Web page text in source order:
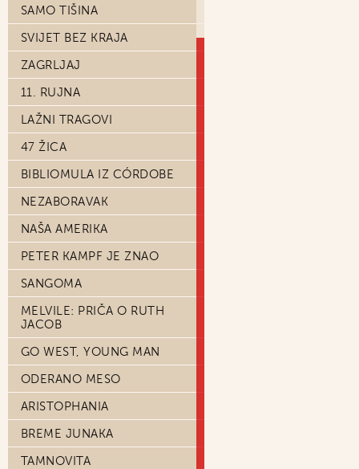
SAMO TIŠINA
SVIJET BEZ KRAJA
ZAGRLJAJ
11. RUJNA
LAŽNI TRAGOVI
47 ŽICA
BIBLIOMULA IZ CÓRDOBE
NEZABORAVAK
NAŠA AMERIKA
PETER KAMPF JE ZNAO
SANGOMA
MELVILE: PRIČA O RUTH
JACOB
GO WEST, YOUNG MAN
ODERANO MESO
ARISTOPHANIA
BREME JUNAKA
TAMNOVITA